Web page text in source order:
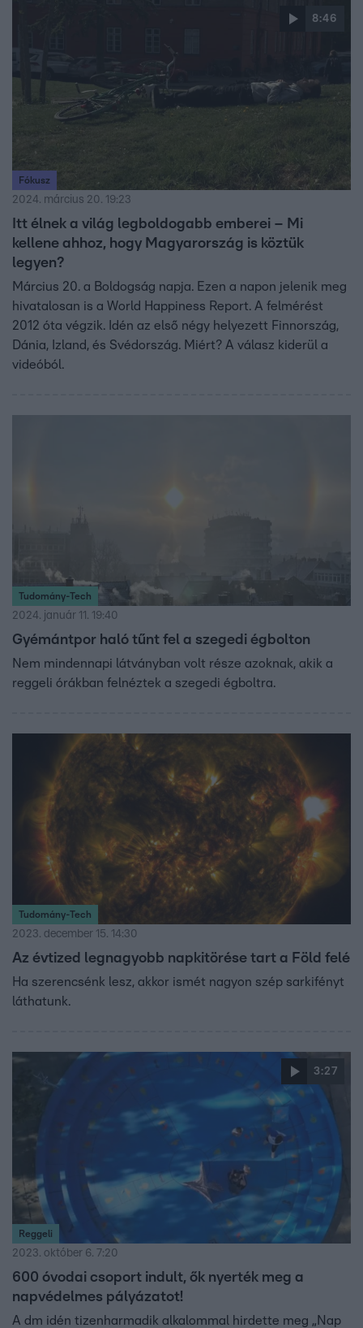
8:46
Fókusz
2024. március 20. 19:23
Itt élnek a világ legboldogabb emberei – Mi
kellene ahhoz, hogy Magyarország is köztük
legyen?
Március 20. a Boldogság napja. Ezen a napon jelenik meg
hivatalosan is a World Happiness Report. A felmérést
2012 óta végzik. Idén az első négy helyezett Finnország,
Dánia, Izland, és Svédország. Miért? A válasz kiderül a
videóból.
Tudomány-Tech
2024. január 11. 19:40
Gyémántpor haló tűnt fel a szegedi égbolton
Nem mindennapi látványban volt része azoknak, akik a
reggeli órákban felnéztek a szegedi égboltra.
Tudomány-Tech
2023. december 15. 14:30
Az évtized legnagyobb napkitörése tart a Föld felé
Ha szerencsénk lesz, akkor ismét nagyon szép sarkifényt
láthatunk.
3:27
Reggeli
2023. október 6. 7:20
600 óvodai csoport indult, ők nyerték meg a
napvédelmes pályázatot!
A dm idén tizenharmadik alkalommal hirdette meg „Nap